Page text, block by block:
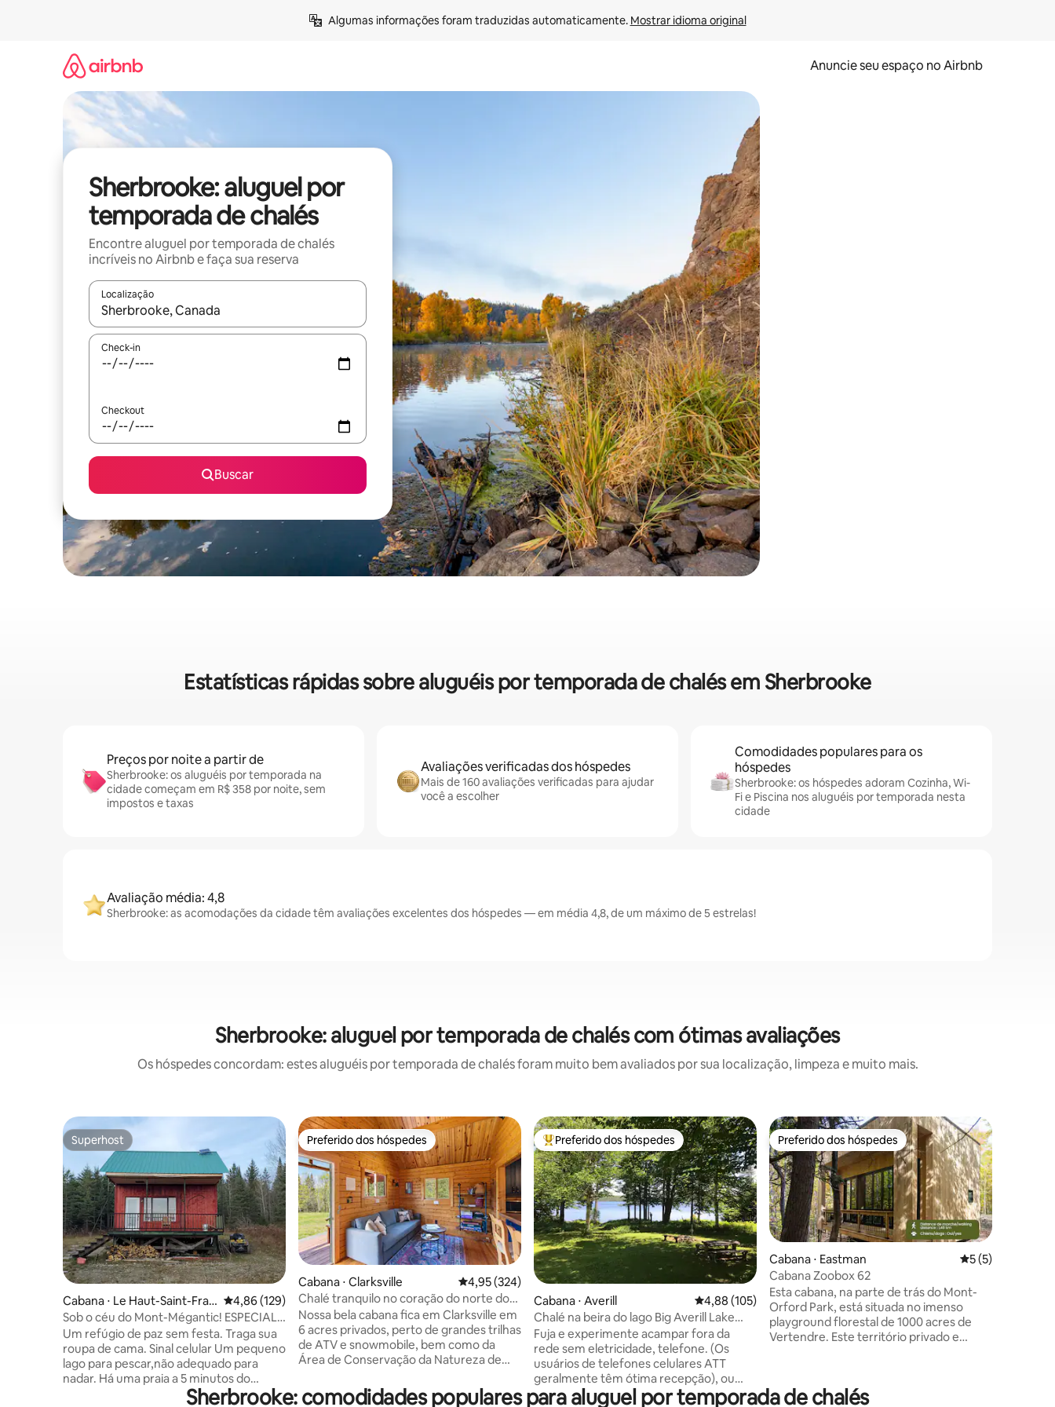
Algumas informações foram traduzidas automaticamente. Mostrar idioma original
Anuncie seu espaço no Airbnb
Sherbrooke: aluguel por
temporada de chalés
Encontre aluguel por temporada de chalés
incríveis no Airbnb e faça sua reserva
Localização
Quando os resultados estiverem disponíveis, explore-os usando as seta para cima e para baixo do teclado ou tocando e deslizando o dedo na tela.
Check-in
Checkout
Buscar
Estatísticas rápidas sobre aluguéis por temporada de chalés em Sherbrooke
Preços por noite a partir de
Sherbrooke: os aluguéis por temporada na
cidade começam em R$ 358 por noite, sem
impostos e taxas
Avaliações verificadas dos hóspedes
Mais de 160 avaliações verificadas para ajudar
você a escolher
Comodidades populares para os
hóspedes
Sherbrooke: os hóspedes adoram Cozinha, Wi-
Fi e Piscina nos aluguéis por temporada nesta
cidade
Avaliação média: 4,8
Sherbrooke: as acomodações da cidade têm avaliações excelentes dos hóspedes — em média 4,8, de um máximo de 5 estrelas!
Sherbrooke: aluguel por temporada de chalés com ótimas avaliações
Os hóspedes concordam: estes aluguéis por temporada de chalés foram muito bem avaliados por sua localização, limpeza e muito mais.
Superhost
Superhost
Cabana ⋅ Le Haut-Saint-Fran
çois
4,86 de uma avaliação média de 5, 129 avaliações
4,86 (129)
Sob o céu do Mont-Mégantic! ESPECIAL
FAMÍLIA!!!!
Um refúgio de paz sem festa. Traga sua
roupa de cama. Sinal celular Um pequeno
lago para pescar,não adequado para
nadar. Há uma praia a 5 minutos do
acampamento. 10 km de trilhas para
Preferido dos hóspedes
Preferido dos hóspedes
Cabana ⋅ Clarksville 4,95 de uma avaliação média de 5, 324 avaliações
4,95 (324)
Chalé tranquilo no coração do norte do
país
Nossa bela cabana fica em Clarksville em
6 acres privados, perto de grandes trilhas
de ATV e snowmobile, bem como da
Área de Conservação da Natureza de
Lago Francis e dos Lagos Connecticut na
Entre os melhores preferidos dos hóspedes
Preferido dos hóspedes
Cabana ⋅ Averill 4,88 de uma avaliação média de 5, 105 avaliações
4,88 (105)
Chalé na beira do lago Big Averill Lake
Vermont
Fuja e experimente acampar fora da
rede sem eletricidade, telefone. (Os
usuários de telefones celulares ATT
geralmente têm ótima recepção), ou
internet em uma cabana familiar de
Preferido dos hóspedes
Preferido dos hóspedes
Cabana ⋅ Eastman 5 de uma
5 (5)
Cabana Zoobox 62
Esta cabana, na parte de trás do Mont-
Orford Park, está situada no imenso
playground florestal de 1000 acres de
Vertendre. Este território privado e
ar livre bem no local. Um equilíbrio
Sherbrooke: comodidades populares para aluguel por temporada de chalés